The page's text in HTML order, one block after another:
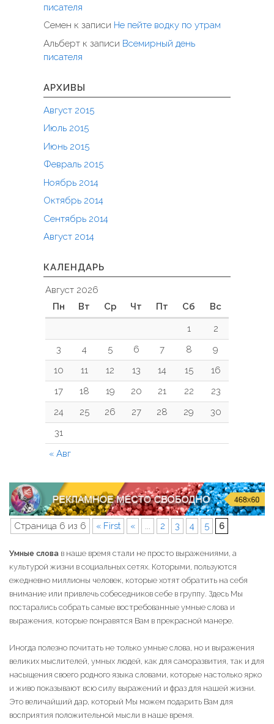
писателя
Семен к записи Не пейте водку по утрам
Альберт к записи Всемирный день
писателя
АРХИВЫ
Август 2015
Июль 2015
Июнь 2015
Февраль 2015
Ноябрь 2014
Октябрь 2014
Сентябрь 2014
Август 2014
КАЛЕНДАРЬ
Август 2026
Пн
Вт Ср Чт Пт Сб Вс
« Авг
1
2
3
4 5 6 7 8
9
10
11 12 13 14 15
16
17
18 19 20 21 22
23
24
25 26 27 28 29
30
31
Страница 6 из 6 « First « 2 3 4 5 6
Умные слова в наше время стали не просто выражениями, а
культурой жизни в социальных сетях. Которыми, пользуются
ежедневно миллионы человек, которые хотят обратить на себя
внимание или привлечь собеседников себе в группу. Здесь Мы
постарались собрать самые востребованные умные слова и
выражения, которые понравятся Вам в прекрасной манере.
Иногда полезно почитать не только умные слова, но и выражения
великих мыслителей, умных людей, как для саморазвития, так и для
насыщения своего родного языка словами, которые настолько ярко
и живо показывают всю силу выражений и фраз для нашей жизни.
Это величайший дар, который Мы можем подарить Вам для
восприятия положительной мысли в наше время.